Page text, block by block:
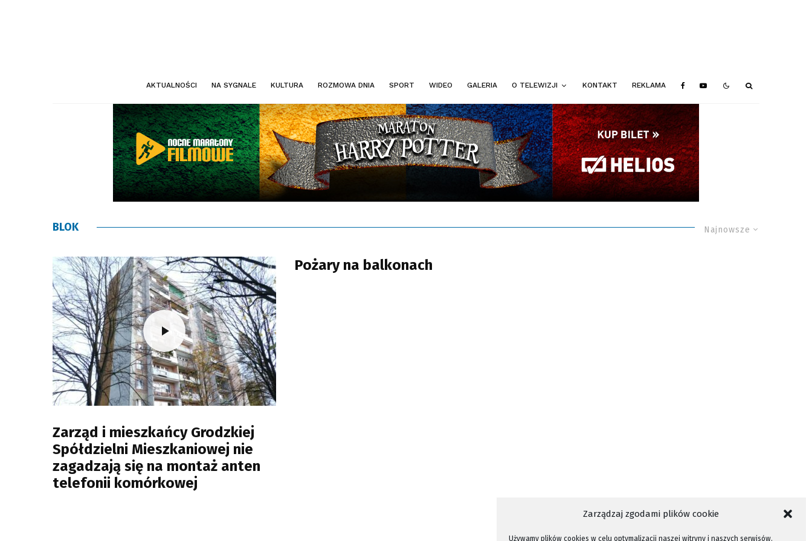
Zarządzaj zgodami plików cookie
Używamy plików cookies w celu optymalizacji naszej witryny i naszych serwisów.
AKTUALNOŚCI NA SYGNALE KULTURA ROZMOWA DNIA SPORT WIDEO GALERIA O TELEWIZJI KONTAKT REKLAMA
Najnowsze
BLOK
Zarząd i mieszkańcy Grodzkiej
Spółdzielni Mieszkaniowej nie
zagadzają się na montaż anten
telefonii komórkowej
Pożary na balkonach